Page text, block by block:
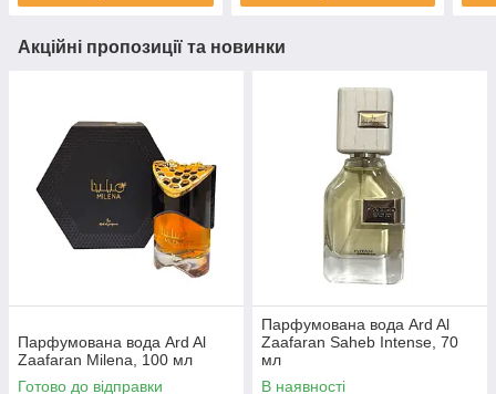
Акційні пропозиції та новинки
Парфумована вода Ard Al
Zaafaran Milena, 100 мл
Готово до відправки
Парфумована вода Ard Al
Zaafaran Saheb Intense, 70
мл
В наявності